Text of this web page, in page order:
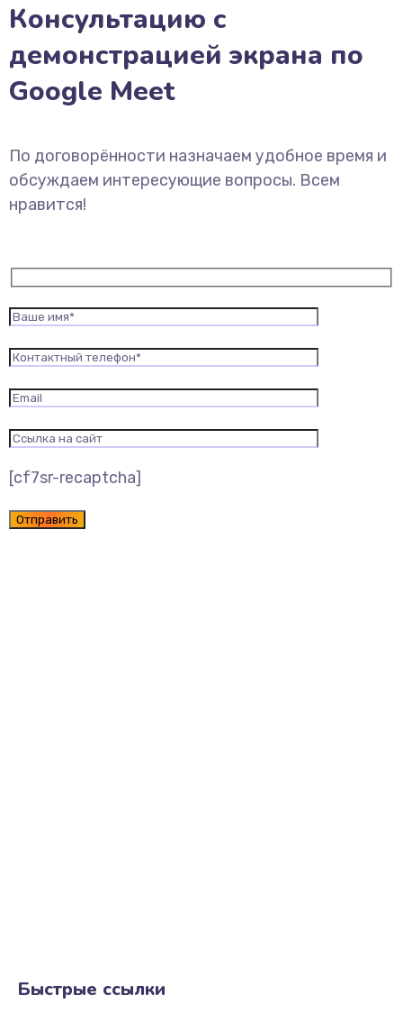
Консультацию с
демонстрацией экрана по
Google Meet
По договорённости назначаем удобное время и
обсуждаем интересующие вопросы. Всем
нравится!
[cf7sr-recaptcha]
Быстрые ссылки